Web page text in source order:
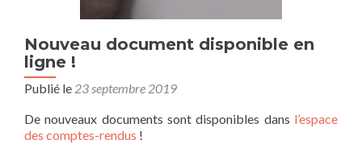
Nouveau document disponible en
ligne !
Publié le 23 septembre 2019
De nouveaux documents sont disponibles dans l’espace
des comptes-rendus !